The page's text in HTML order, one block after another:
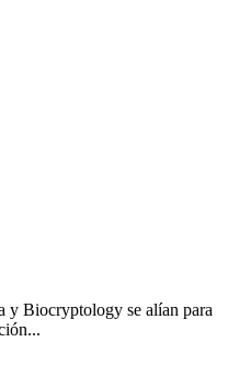
y Biocryptology se alían para